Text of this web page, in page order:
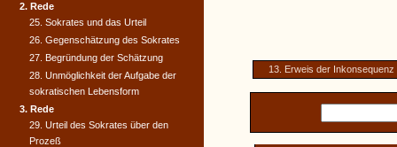
13. Erweis der Inkonsequenz
2. Rede
25. Sokrates und das Urteil
26. Gegenschätzung des Sokrates
27. Begründung der Schätzung
28. Unmöglichkeit der Aufgabe der
sokratischen Lebensform
3. Rede
29. Urteil des Sokrates über den
Prozeß